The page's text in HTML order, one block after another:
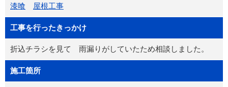
漆喰 屋根工事
工事を行ったきっかけ
折込チラシを見て 雨漏りがしていたため相談しました。
施工箇所